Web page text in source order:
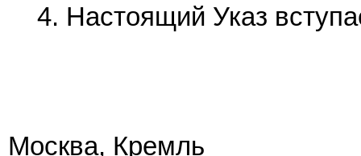
4. Настоящий Указ
Москва, Кремль